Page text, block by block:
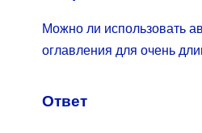
Можно ли использовать
оглавления для очень
Ответ